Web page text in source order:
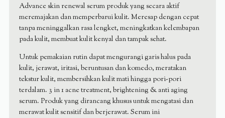
Advance skin renewal serum produk yang secara aktif
meremajakan dan memperbarui kulit. Meresap dengan cepat
tanpa meninggalkan rasa lengket, meningkatkan kelembapan
pada kulit, membuat kulit kenyal dan tampak sehat.
Untuk pemakaian rutin dapat mengurangi garis halus pada
kulit, jerawat, iritasi, beruntusan dan komedo, meratakan
tekstur kulit, membersihkan kulit mati hingga pori-pori
terdalam. 3 in 1 acne treatment, brightening & anti aging
serum. Produk yang dirancang khusus untuk mengatasi dan
merawat kulit sensitif dan berjerawat. Serum ini